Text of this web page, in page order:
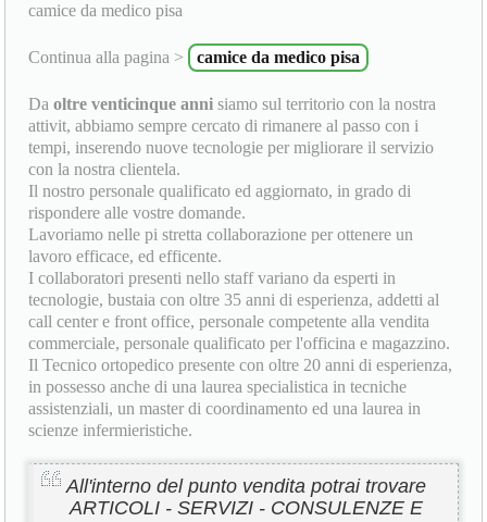
camice da medico pisa
Continua alla pagina > camice da medico pisa
Daoltre venticinque annisiamo sul territorio con la nostra
attivit, abbiamo sempre cercato di rimanere al passo con i
tempi, inserendo nuove tecnologie per migliorare il servizio
con la nostra clientela.
Il nostro personale qualificato ed aggiornato, in grado di
rispondere alle vostre domande.
Lavoriamo nelle pi stretta collaborazione per ottenere un
lavoro efficace, ed efficente.
I collaboratori presenti nello staff variano da esperti in
tecnologie, bustaia con oltre 35 anni di esperienza, addetti al
call center e front office, personale competente alla vendita
commerciale, personale qualificato per l'officina e magazzino.
Il Tecnico ortopedico presente con oltre 20 anni di esperienza,
in possesso anche di una laurea specialistica in tecniche
assistenziali, un master di coordinamento ed una laurea in
scienze infermieristiche.
All'interno del punto vendita potrai trovare
ARTICOLI - SERVIZI - CONSULENZE E